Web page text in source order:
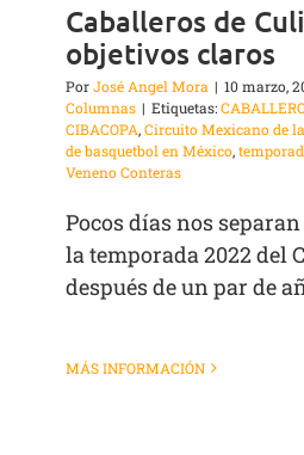
Caballeros de
objetivos claros
PorJosé Angel Mora | 10 marzo,
Columnas | Etiquetas:
CIBACOPA,Circuito Mexicano de
de basquetbol en México,
Veneno Conteras
Pocos días nos
la temporada 2022 del
después de un par de
MÁS INFORMACIÓN